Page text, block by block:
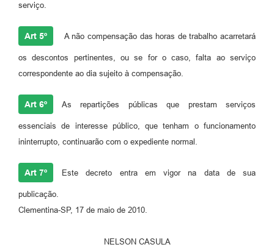
serviço.
Art 5º A não compensação das horas de trabalho acarretará
os descontos pertinentes, ou se for o caso, falta ao serviço
correspondente ao dia sujeito à compensação.
Art 6º As repartições públicas que prestam serviços
essenciais de interesse público, que tenham o funcionamento
ininterrupto, continuarão com o expediente normal.
Art 7º Este decreto entra em vigor na data de sua
publicação.
Clementina-SP, 17 de maio de 2010.
NELSON CASULA